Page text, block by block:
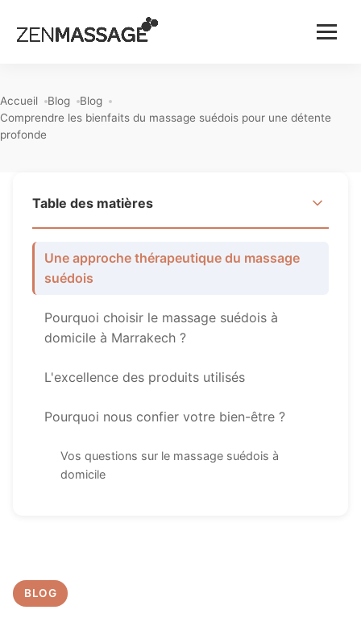
Accueil Blog
Blog
Comprendre les bienfaits du massage suédois pour une détente
profonde
BLOG
Table des matières
Une approche thérapeutique du massage
suédois
Pourquoi choisir le massage suédois à
domicile à Marrakech ?
L'excellence des produits utilisés
Pourquoi nous confier votre bien-être ?
Vos questions sur le massage suédois à
domicile